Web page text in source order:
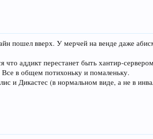
пошел вверх. У мерчей на венде даже
аддикт перестанет быть хантир-
в общем потихоньку и помаленьку.
и Дикастес (в нормальном виде, а не в